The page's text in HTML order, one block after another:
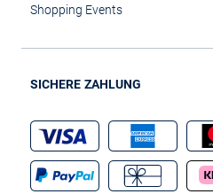
Shopping Events
SICHERE ZAHLUNG